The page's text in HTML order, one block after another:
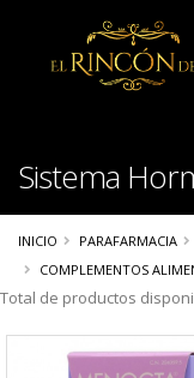
Sistema
INICIO PARAFARMACIA
COMPLEMENTOS
Total de productos